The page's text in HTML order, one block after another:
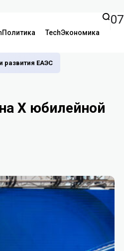
TechЭкономика
07
развития ЕАЭС
X юбилейной